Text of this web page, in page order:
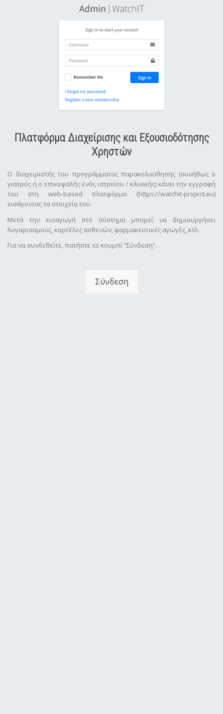
Πλατφόρμα Διαχείρισης και Εξουσιοδότησης
Χρηστών
Ο διαχειριστής του προγράμματος παρακολούθησης (συνήθως ο
γιατρός ή ο επικεφαλής ενός ιατρείου / κλινικής) κάνει την εγγραφή
του στη web-based πλατφόρμα (https://watchit-project.eu)
εισάγοντας τα στοιχεία του.
Μετά την εισαγωγή στο σύστημα μπορεί να δημιουργήσει
λογαριασμούς, καρτέλες ασθενών, φαρμακευτικές αγωγές, κτλ.
Για να συνδεθείτε, πατήστε το κουμπί “Σύνδεση”.
Σύνδεση